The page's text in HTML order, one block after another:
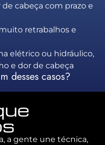
cabeça com prazo e
retrabalhos e
elétrico ou hidráulico,
e dor de cabeça
desses casos?
a gente une técnica,